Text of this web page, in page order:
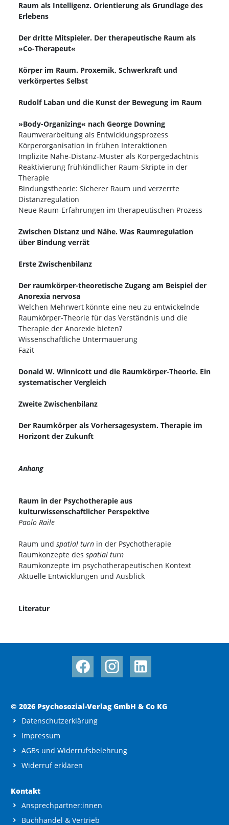
Raum als Intelligenz. Orientierung als Grundlage des
Erlebens
Der dritte Mitspieler. Der therapeutische Raum als
»Co-Therapeut«
Körper im Raum. Proxemik, Schwerkraft und
verkörpertes Selbst
Rudolf Laban und die Kunst der Bewegung im Raum
»Body-Organizing« nach George Downing
Raumverarbeitung als Entwicklungsprozess
Körperorganisation in frühen Interaktionen
Implizite Nähe-Distanz-Muster als Körpergedächtnis
Reaktivierung frühkindlicher Raum-Skripte in der
Therapie
Bindungstheorie: Sicherer Raum und verzerrte
Distanzregulation
Neue Raum-Erfahrungen im therapeutischen Prozess
Zwischen Distanz und Nähe. Was Raumregulation
über Bindung verrät
Erste Zwischenbilanz
Der raumkörper-theoretische Zugang am Beispiel der
Anorexia nervosa
Welchen Mehrwert könnte eine neu zu entwickelnde
Raumkörper-Theorie für das Verständnis und die
Therapie der Anorexie bieten?
Wissenschaftliche Untermauerung
Fazit
Donald W. Winnicott und die Raumkörper-Theorie. Ein
systematischer Vergleich
Zweite Zwischenbilanz
Der Raumkörper als Vorhersagesystem. Therapie im
Horizont der Zukunft
Anhang
Raum in der Psychotherapie aus
kulturwissenschaftlicher Perspektive
Paolo Raile
Raum und spatial turn in der Psychotherapie
Raumkonzepte des spatial turn
Raumkonzepte im psychotherapeutischen Kontext
Aktuelle Entwicklungen und Ausblick
Literatur
© 2026 Psychosozial-Verlag GmbH & Co KG
Datenschutzerklärung
Impressum
AGBs und Widerrufsbelehrung
Widerruf erklären
Kontakt
Ansprechpartner:innen
Buchhandel & Vertrieb